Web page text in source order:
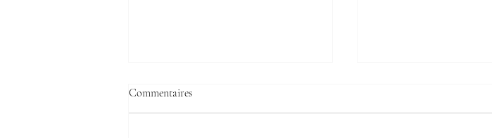
Commentaires